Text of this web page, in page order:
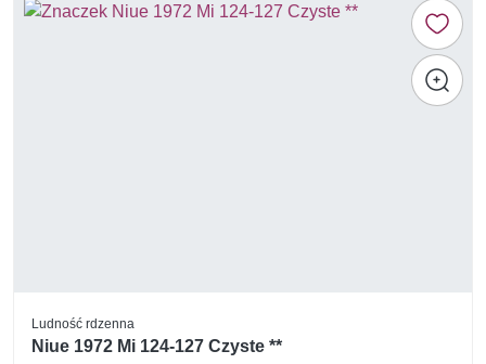
Ludność rdzenna
Niue 1972 Mi 124-127 Czyste **